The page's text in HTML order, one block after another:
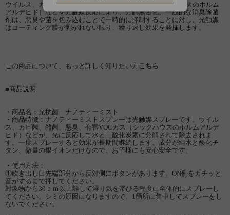
ウイルス、カビ菌、雑菌、悪臭、有害VOCガス（シックハウスのホルム
アルデヒド）などを光触媒反応により、分解無害化。一般的な消臭除菌
剤は、悪臭や菌を包み込むことで一時的に抑制することに対し、光触媒
はコーティング膜が剥がれない限り、繰り返し効果を発揮します。
この商品について、もっと詳しく知りたい方こちら
■商品説明
・商品名：光抗菌 ナノティーミスト
・商品特徴：ナノティーミストスプレーは光触媒スプレーです。ウイル
ス、カビ菌、雑菌、悪臭、有害VOCガス（シックハウスのホルムアルデ
ヒド）などが、光に反応して水と二酸化炭素に分解されて除去されま
す。一度スプレーすると効果が長期間継続します。成分が純水と酸化チ
タン、微量の銀イオンだけなので、お子様にも安心安全です。
・使用方法：
①吹き出し口先端部分から反対側にボタンがあります。ON側をカチッと
音がするまで押してください。
対象物から30ｃｍ以上離して湿り気を帯びる程度に全体的にスプレーし
てください。シミの原因になりますので、1箇所に集中してスプレーをし
ないでください。